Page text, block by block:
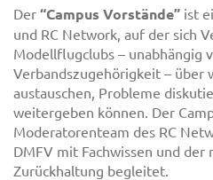
Der “Campus Vorstände” ist
und RC Network, auf der sich
Modellflugclubs – unabhängig
Verbandszugehörigkeit – über
austauschen, Probleme
weitergeben können. Der
Moderatorenteam des RC
DMFV mit Fachwissen und
Zurückhaltung begleitet.